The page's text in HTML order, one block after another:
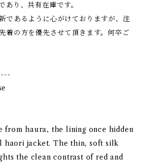
あり、共有在庫です。
であるように心がけておりますが、注
着の方を優先させて頂きます。何卒ご
from haura, the lining once hidden
haori jacket. The thin, soft silk
the clean contrast of red and